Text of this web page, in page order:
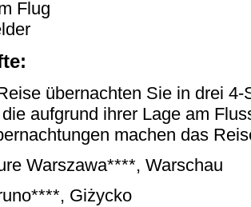
Flug
übernachten Sie in drei
aufgrund ihrer Lage am
machen das
Warszawa****, Warschau
Giżycko